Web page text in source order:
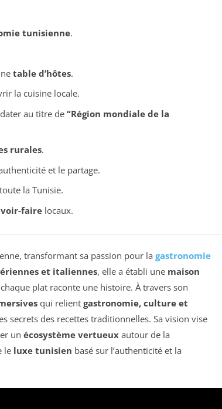
tunisienne.
table d’hôtes.
la cuisine locale.
au titre de“Région mondiale de la
rurales.
et le partage.
la Tunisie.
fairelocaux.
transformant sa passion pour la gastronomie
et italiennes, elle a établi une maison
plat raconte une histoire. À travers son
qui relient gastronomie, culture et
secrets des recettes traditionnelles. Sa vision vise
un écosystème vertueux autour de la
le luxe tunisien basé sur l’authenticité et la